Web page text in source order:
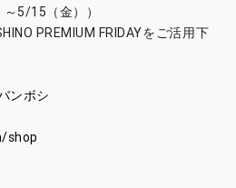
5/15（金））
PREMIUM FRIDAYをご活用下
ンボシ
shop